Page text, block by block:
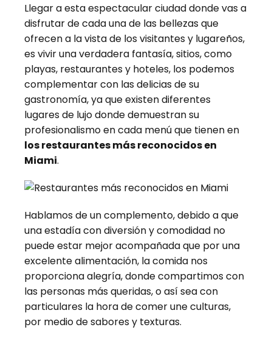
Llegar a esta espectacular ciudad donde vas a
disfrutar de cada una de las bellezas que
ofrecen a la vista de los visitantes y lugareños,
es vivir una verdadera fantasía, sitios, como
playas, restaurantes y hoteles, los podemos
complementar con las delicias de su
gastronomía, ya que existen diferentes
lugares de lujo donde demuestran su
profesionalismo en cada menú que tienen en
los restaurantes más reconocidos en
Miami.
Hablamos de un complemento, debido a que
una estadía con diversión y comodidad no
puede estar mejor acompañada que por una
excelente alimentación, la comida nos
proporciona alegría, donde compartimos con
las personas más queridas, o así sea con
particulares la hora de comer une culturas,
por medio de sabores y texturas.